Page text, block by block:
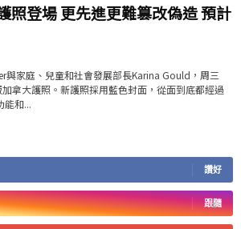
照登場 更先進更難篡改偽造 預計
與家庭、兒童和社會發展部長Karina Gould，周三
加拿大護照。新護照採用藍色封面，從面到底都經過
能和...
讚好
跟隨